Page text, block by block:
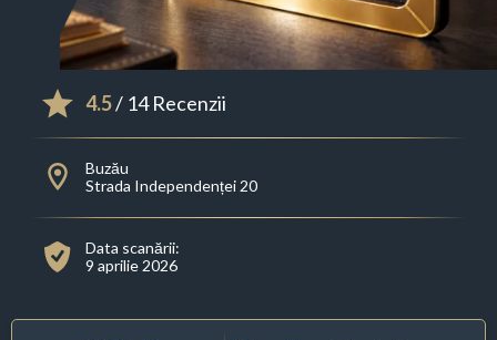
4.5/ 14 Recenzii
Buzău
Strada Independenței 20
Data scanării:
9 aprilie 2026